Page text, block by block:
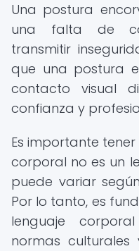
Una postura
una falta de
transmitir
que una postura
contacto visual
confianza y
Es importante
corporal no es un
puede variar
Por lo tanto, es
lenguaje
normas